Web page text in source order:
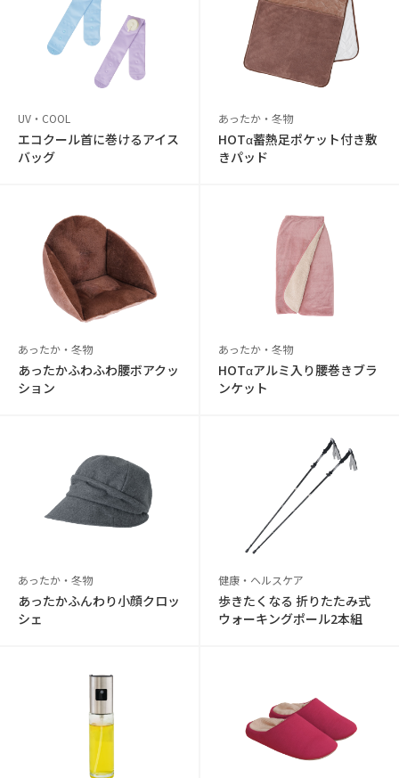
UV・COOL
エコクール首に巻けるアイス
バッグ
あったか・冬物
HOTα蓄熱足ポケット付き敷
きパッド
あったか・冬物
あったかふわふわ腰ボアクッ
ション
あったか・冬物
HOTαアルミ入り腰巻きブラ
ンケット
あったか・冬物
あったかふんわり小顔クロッ
シェ
健康・ヘルスケア
歩きたくなる 折りたたみ式
ウォーキングポール2本組